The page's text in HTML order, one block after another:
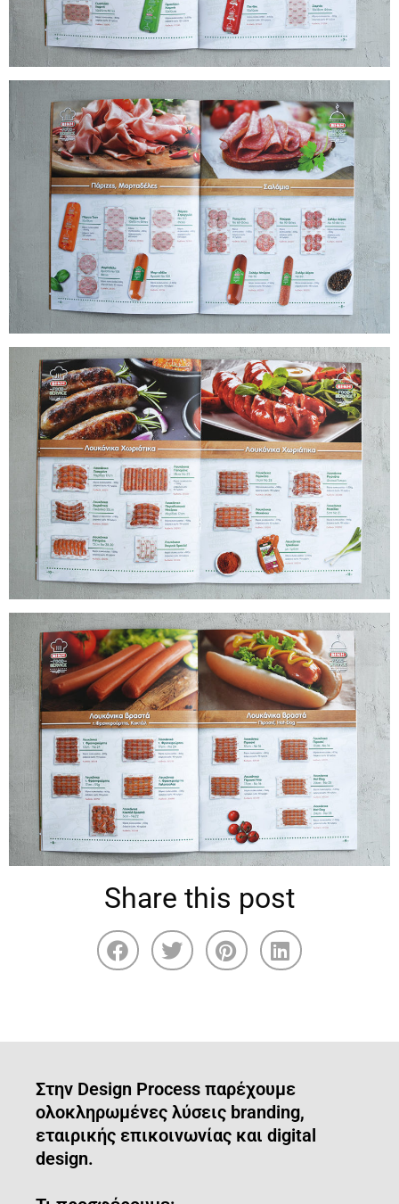
Share this post
Στην Design Process παρέχουμε
ολοκληρωμένες λύσεις branding,
εταιρικής επικοινωνίας και digital
design.